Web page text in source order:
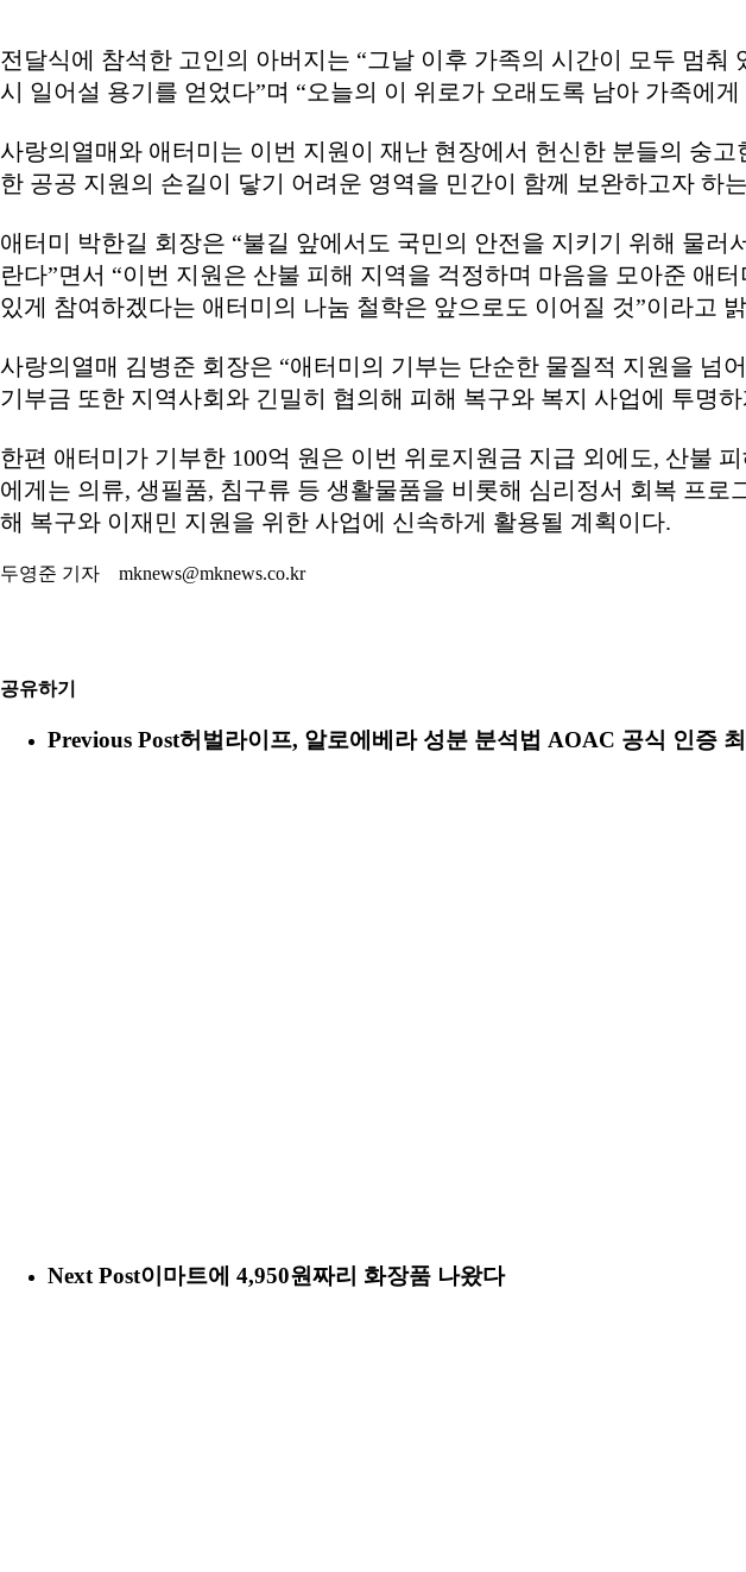
전달식에 참석한 고인의 아버지는 “그날 이후 가족의 시간이 모두 멈
시 일어설 용기를 얻었다”며 “오늘의 이 위로가 오래도록 남아 가족에
사랑의열매와 애터미는 이번 지원이 재난 현장에서 헌신한 분들의 숭
한 공공 지원의 손길이 닿기 어려운 영역을 민간이 함께 보완하고자 하
애터미 박한길 회장은 “불길 앞에서도 국민의 안전을 지키기 위해 물
란다”면서 “이번 지원은 산불 피해 지역을 걱정하며 마음을 모아준 애
있게 참여하겠다는 애터미의 나눔 철학은 앞으로도 이어질 것”이라고
사랑의열매 김병준 회장은 “애터미의 기부는 단순한 물질적 지원을 넘
기부금 또한 지역사회와 긴밀히 협의해 피해 복구와 복지 사업에 투명
한편 애터미가 기부한 100억 원은 이번 위로지원금 지급 외에도, 산불
에게는 의류, 생필품, 침구류 등 생활물품을 비롯해 심리정서 회복 프
해 복구와 이재민 지원을 위한 사업에 신속하게 활용될 계획이다.
두영준 기자 mknews@mknews.co.kr
공유하기
Previous Post허벌라이프, 알로에베라 성분 분석법 AOAC 공식 인증
Next Post이마트에 4,950원짜리 화장품 나왔다